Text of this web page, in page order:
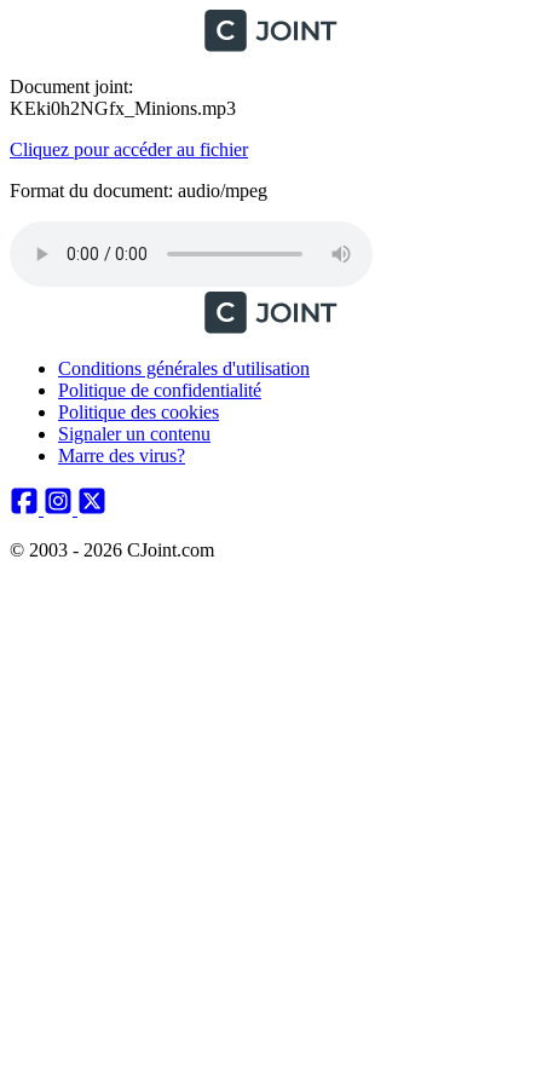
Document joint:
KEki0h2NGfx_Minions.mp3
Cliquez pour accéder au fichier
Format du document: audio/mpeg
Conditions générales d'utilisation
Politique de confidentialité
Politique des cookies
Signaler un contenu
Marre des virus?
© 2003 - 2026 CJoint.com